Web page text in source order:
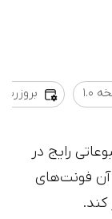
1.0 بروزرسانی
رایج در
فونت‌های